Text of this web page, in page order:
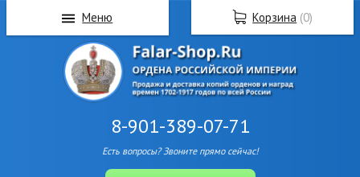
8-901-389-07-71
Есть вопросы? Звоните прямо сейчас!
Корзина (0)
Меню